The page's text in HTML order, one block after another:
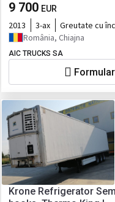
9 700 EUR
2013 3-ax Greutate cu
România, Chiajna
AIC TRUCKS SA
Krone Refrigerator